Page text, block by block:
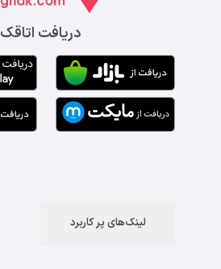
دریافت اتاقک
لینک‌های پر کاربرد